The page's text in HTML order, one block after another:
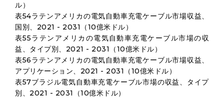
ル）
表54ラテンアメリカの電気自動車充電ケーブル市場収益、
国別、2021 - 2031（10億米ドル）
表55ラテンアメリカの電気自動車充電ケーブル市場の収
益、タイプ別、2021 - 2031（10億米ドル）
表56ラテンアメリカの電気自動車充電ケーブル市場収益、
アプリケーション、2021 - 2031（10億米ドル）
表57ブラジル電気自動車充電ケーブル市場の収益、タイプ
別、2021 - 2031（10億米ドル）